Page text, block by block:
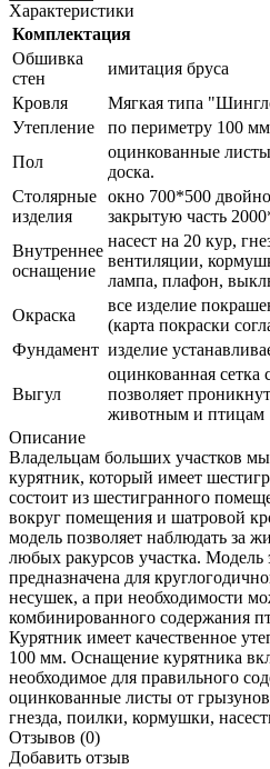
Характеристики
Комплектация
Обшивка
стен
имитация бруса
Кровля
Мягкая типа
Утепление
по периметру 100 мм
Пол
оцинкованные
доска.
Столярные
изделия
окно 700*500
закрытую часть
Внутреннее
оснащение
насест на 20 кур,
вентиляции,
лампа, плафон,
Окраска
все изделие
(карта покраски
Фундамент изделие
Выгул
оцинкованная сетка
позволяет
животным и птицам
Описание
Владельцам больших участков
курятник, который имеет
состоит из шестигранного
вокруг помещения и шатровой
модель позволяет наблюдать за
любых ракурсов участка. Модель
предназначена для
несушек, а при необходимости
комбинированного содержания
Курятник имеет качественное
100 мм. Оснащение курятника
необходимое для правильного
оцинкованные листы от
гнезда, поилки, кормушки,
Отзывов (0)
Добавить отзыв